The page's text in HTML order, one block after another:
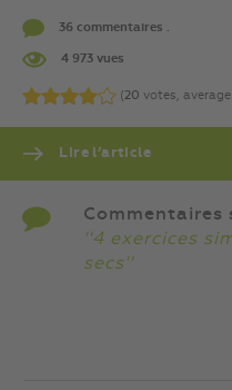
36 commentaires .
4 973 vues
(20 votes, average:
Lire l’article
Commentaires
''4 exercices
secs''